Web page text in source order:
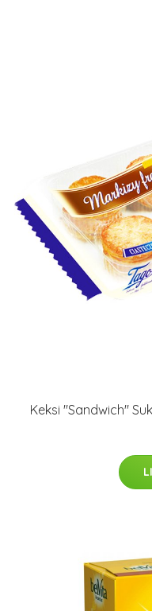
Keksi "Sandwich"